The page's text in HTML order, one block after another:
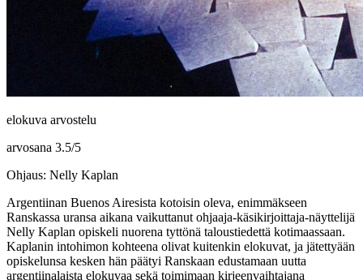
elokuva arvostelu
arvosana 3.5/5
Ohjaus: Nelly Kaplan
Argentiinan Buenos Airesista kotoisin oleva, enimmäkseen
Ranskassa uransa aikana vaikuttanut ohjaaja-käsikirjoittaja-näyttelijä
Nelly Kaplan opiskeli nuorena tyttönä taloustiedettä kotimaassaan.
Kaplanin intohimon kohteena olivat kuitenkin elokuvat, ja jätettyään
opiskelunsa kesken hän päätyi Ranskaan edustamaan uutta
argentiinalaista elokuvaa sekä toimimaan kirjeenvaihtajana